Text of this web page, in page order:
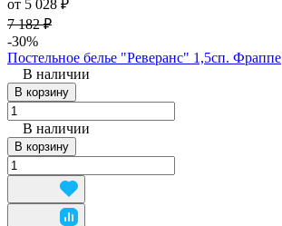
от 5 028 ₽
7 182 ₽
-30%
Постельное белье "Реверанс" 1,5сп. Фраппе
В наличии
В корзину
В наличии
В корзину